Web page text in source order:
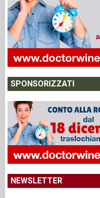
SPONSORIZZATI
NEWSLETTER